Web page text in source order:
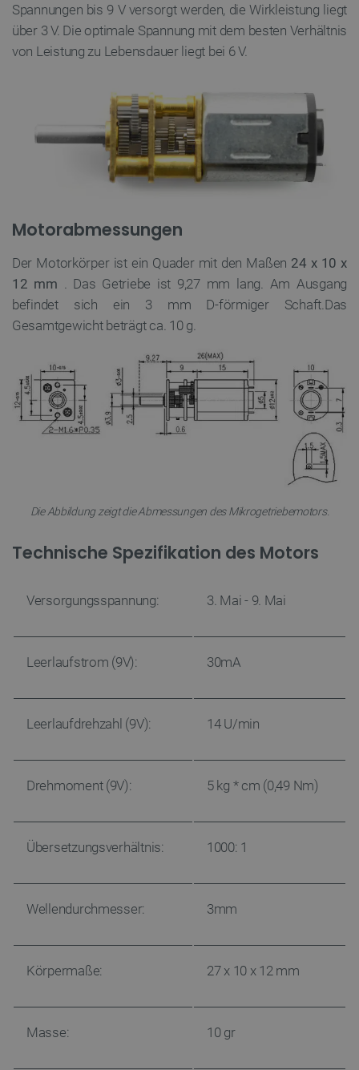
Spannungen bis 9 V versorgt werden, die Wirkleistung liegt
über 3 V. Die optimale Spannung mit dem besten Verhältnis
von Leistung zu Lebensdauer liegt bei 6 V.
Motorabmessungen
Der Motorkörper ist ein Quader mit den Maßen 24 x 10 x
12 mm . Das Getriebe ist 9,27 mm lang. Am Ausgang
befindet sich ein 3 mm D-förmiger Schaft.Das
Gesamtgewicht beträgt ca. 10 g.
Die Abbildung zeigt die Abmessungen des Mikrogetriebemotors.
Technische Spezifikation des Motors
Versorgungsspannung: 3. Mai - 9. Mai
Leerlaufstrom (9V): 30mA
Leerlaufdrehzahl (9V): 14 U/min
Drehmoment (9V): 5 kg * cm (0,49 Nm)
Übersetzungsverhältnis: 1000: 1
Wellendurchmesser: 3mm
Körpermaße: 27 x 10 x 12 mm
Masse: 10 gr